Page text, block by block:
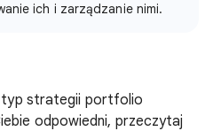
ich i zarządzanie nimi.
typ strategii portfolio
odpowiedni, przeczytaj